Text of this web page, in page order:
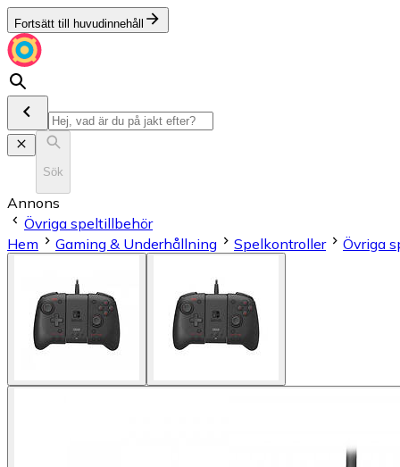
Fortsätt till huvudinnehåll
Sök
Annons
Övriga speltillbehör
Hem
Gaming & Underhållning Spelkontroller Övriga